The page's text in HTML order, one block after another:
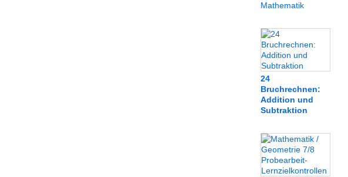
Mathematik
24
Bruchrechnen:
Addition und
Subtraktion